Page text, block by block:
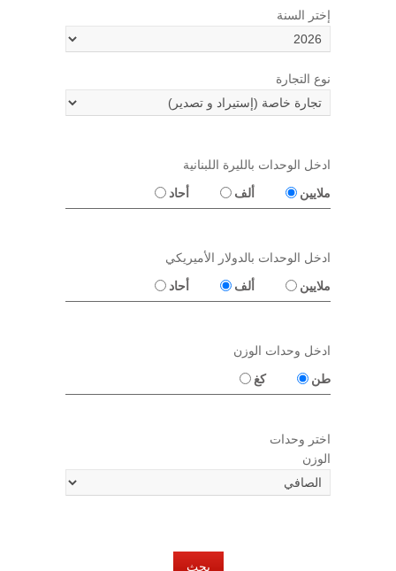
إختر السنة
نوع التجارة
ادخل الوحدات بالليرة اللبنانية
ملايين ألف أحاد
ادخل الوحدات بالدولار الأميريكي
ملايين ألف أحاد
ادخل وحدات الوزن
طن كغ
اختر وحدات
الوزن
بحث